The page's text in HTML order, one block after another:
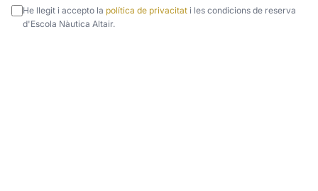
He llegit i accepto la política de privacitat i les condicions de reserva
d'Escola Nàutica Altair.